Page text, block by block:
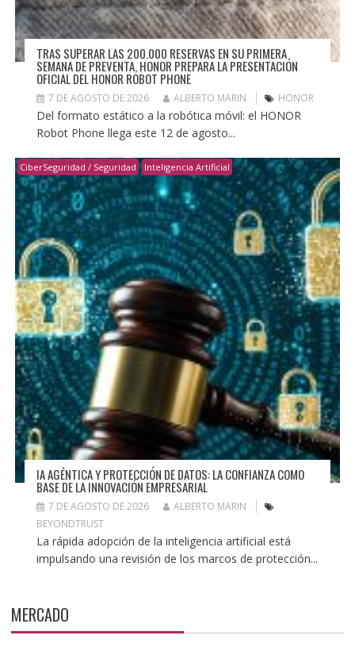
TRAS SUPERAR LAS 200.000 RESERVAS EN SU PRIMERA
SEMANA DE PREVENTA, HONOR PREPARA LA PRESENTACIÓN
OFICIAL DEL HONOR ROBOT PHONE
7 DE AGOSTO DE 2026 ALBERTO MARIN HONOR
Del formato estático a la robótica móvil: el HONOR
Robot Phone llega este 12 de agosto...
CiberSeguridad / Seguridad Inteligencia Artificial
IA AGÉNTICA Y PROTECCIÓN DE DATOS: LA CONFIANZA COMO
BASE DE LA INNOVACIÓN EMPRESARIAL
7 DE AGOSTO DE 2026
ALBERTO MARIN
BEYONDTRUST
La rápida adopción de la inteligencia artificial está
impulsando una revisión de los marcos de protección...
MERCADO